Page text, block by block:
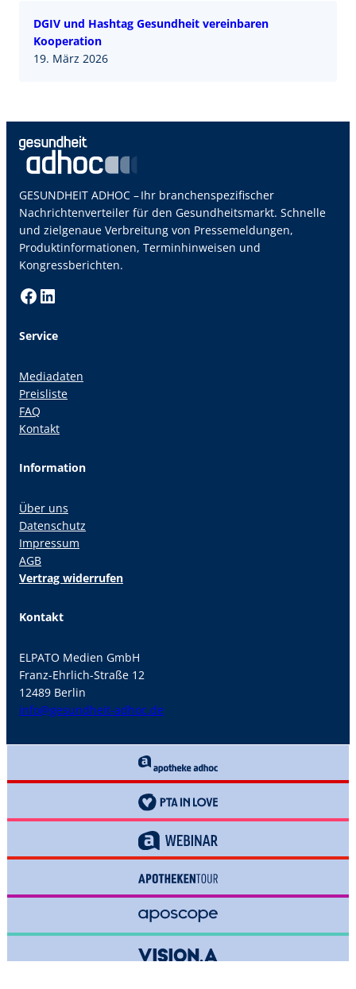
DGIV und Hashtag Gesundheit vereinbaren
Kooperation
19. März 2026
GESUNDHEIT ADHOC – Ihr branchenspezifischer
Nachrichtenverteiler für den Gesundheitsmarkt. Schnelle
und zielgenaue Verbreitung von Pressemeldungen,
Produktinformationen, Terminhinweisen und
Kongressberichten.
Facebook LinkedIn
Service
Mediadaten
Preisliste
FAQ
Kontakt
Information
Über uns
Datenschutz
Impressum
AGB
Vertrag widerrufen
Kontakt
ELPATO Medien GmbH
Franz-Ehrlich-Straße 12
12489 Berlin
info@gesundheit-adhoc.de